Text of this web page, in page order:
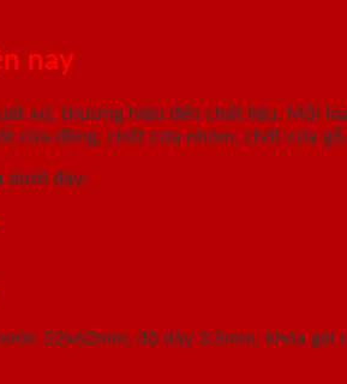
nay
xứ, thương hiệu đến chất liệu. Mỗi
cửa đồng, chốt cửa nhôm, chốt cửa
dưới đây:
52x62mm, độ dày 3,5mm, khóa